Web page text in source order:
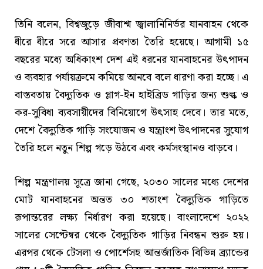
তিনি বলেন, বিশ্বজুড়ে জীবাশ্ম জ্বালানিনির্ভর যানবাহন থেকে
ধীরে ধীরে সরে আসার প্রবণতা তৈরি হয়েছে। আগামী ১৫
বছরের মধ্যে অধিকাংশ দেশ এই ধরনের যানবাহনের উৎপাদন
ও ব্যবহার পর্যায়ক্রমে কমিয়ে আনবে বলে ধারণা করা হচ্ছে। এ
বাস্তবতায় বৈদ্যুতিক ও প্লাগ-ইন হাইব্রিড গাড়ির জন্য শুল্ক ও
কর-সুবিধা ব্যবসায়ীদের বিনিয়োগে উৎসাহ দেবে। তার মতে,
দেশে বৈদ্যুতিক গাড়ি সংযোজন ও যন্ত্রাংশ উৎপাদনের সুযোগ
তৈরি হলে নতুন শিল্প গড়ে উঠবে এবং কর্মসংস্থানও বাড়বে।
শিল্প মন্ত্রণালয় সূত্রে জানা গেছে, ২০৩০ সালের মধ্যে দেশের
মোট যানবাহনের অন্তত ৩০ শতাংশ বৈদ্যুতিক গাড়িতে
রূপান্তরের লক্ষ্য নির্ধারণ করা হয়েছে। বাংলাদেশে ২০২২
সালের সেপ্টেম্বর থেকে বৈদ্যুতিক গাড়ির নিবন্ধন শুরু হয়।
এরপর থেকে টেসলা ও পোর্শেসহ আন্তর্জাতিক বিভিন্ন ব্র্যান্ডের